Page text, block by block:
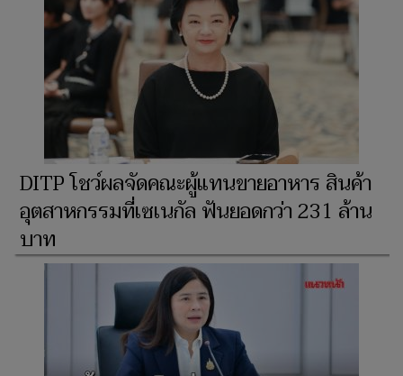
DITP โชว์ผลจัดคณะผู้แทนขายอาหาร สินค้า
อุตสาหกรรมที่เซเนกัล ฟันยอดกว่า 231 ล้าน
บาท